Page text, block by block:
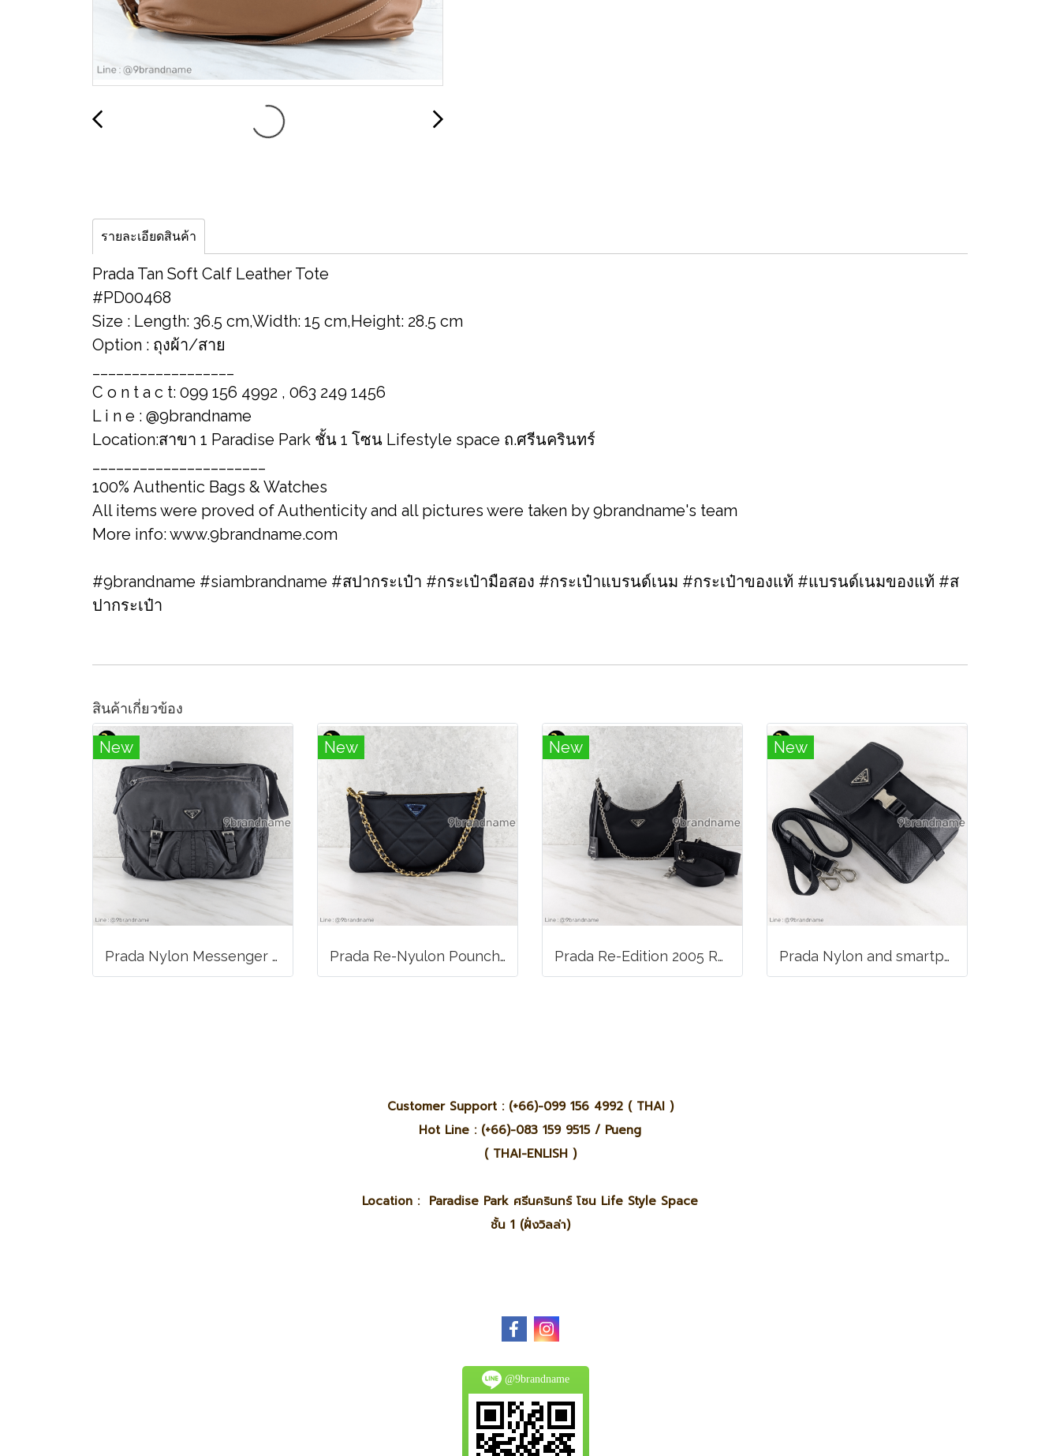
รายละเอียดสินค้า
Prada Tan Soft Calf Leather Tote
#PD00468
Size : Length: 36.5 cm,Width: 15 cm,Height: 28.5 cm
Option : ถุงผ้า/สาย
C o n t a c t: 099 156 4992 , 063 249 1456
L i n e : @9brandname
Location:สาขา 1 Paradise Park ชั้น 1 โซน Lifestyle space ถ.ศรีนครินทร์
100% Authentic Bags & Watches
All items were proved of Authenticity and all pictures were taken by 9brandname's team
More info: www.9brandname.com
#9brandname #siambrandname #สปากระเป๋า #กระเป๋ามือสอง #กระเป๋าแบรนด์เนม #กระเป๋าของแท้ #แบรนด์เนมของแท้ #ส
ปากระเป๋า
สินค้าเกี่ยวข้อง
New
Prada Nylon Messenger Crossbody Bag
New
Prada Re-Nyulon Pounch In Enameled
New
Prada Re-Edition 2005 Re-Nylon bag
New
Prada Nylon and smartphone case 2zh109
Customer Support : (+66)-099 156 4992 ( THAI )
Hot Line : (+66)-083 159 9515 / Pueng
( THAI-ENLISH )
Location : Paradise Park ศรีนครินทร์ โซน Life Style Space
ชั้น 1 (ฝั่งวิลล่า)
@9brandname